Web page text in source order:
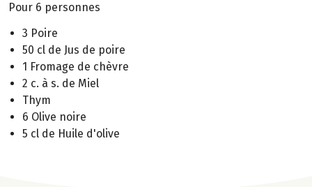
Pour 6 personnes
3 Poire
50 cl de Jus de poire
1 Fromage de chèvre
2 c. à s. de Miel
Thym
6 Olive noire
5 cl de Huile d'olive